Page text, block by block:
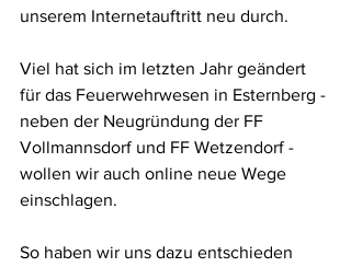
unserem Internetauftritt neu durch.
Viel hat sich im letzten Jahr geändert
für das Feuerwehrwesen in Esternberg -
neben der Neugründung der FF
Vollmannsdorf und FF Wetzendorf -
wollen wir auch online neue Wege
einschlagen.
So haben wir uns dazu entschieden